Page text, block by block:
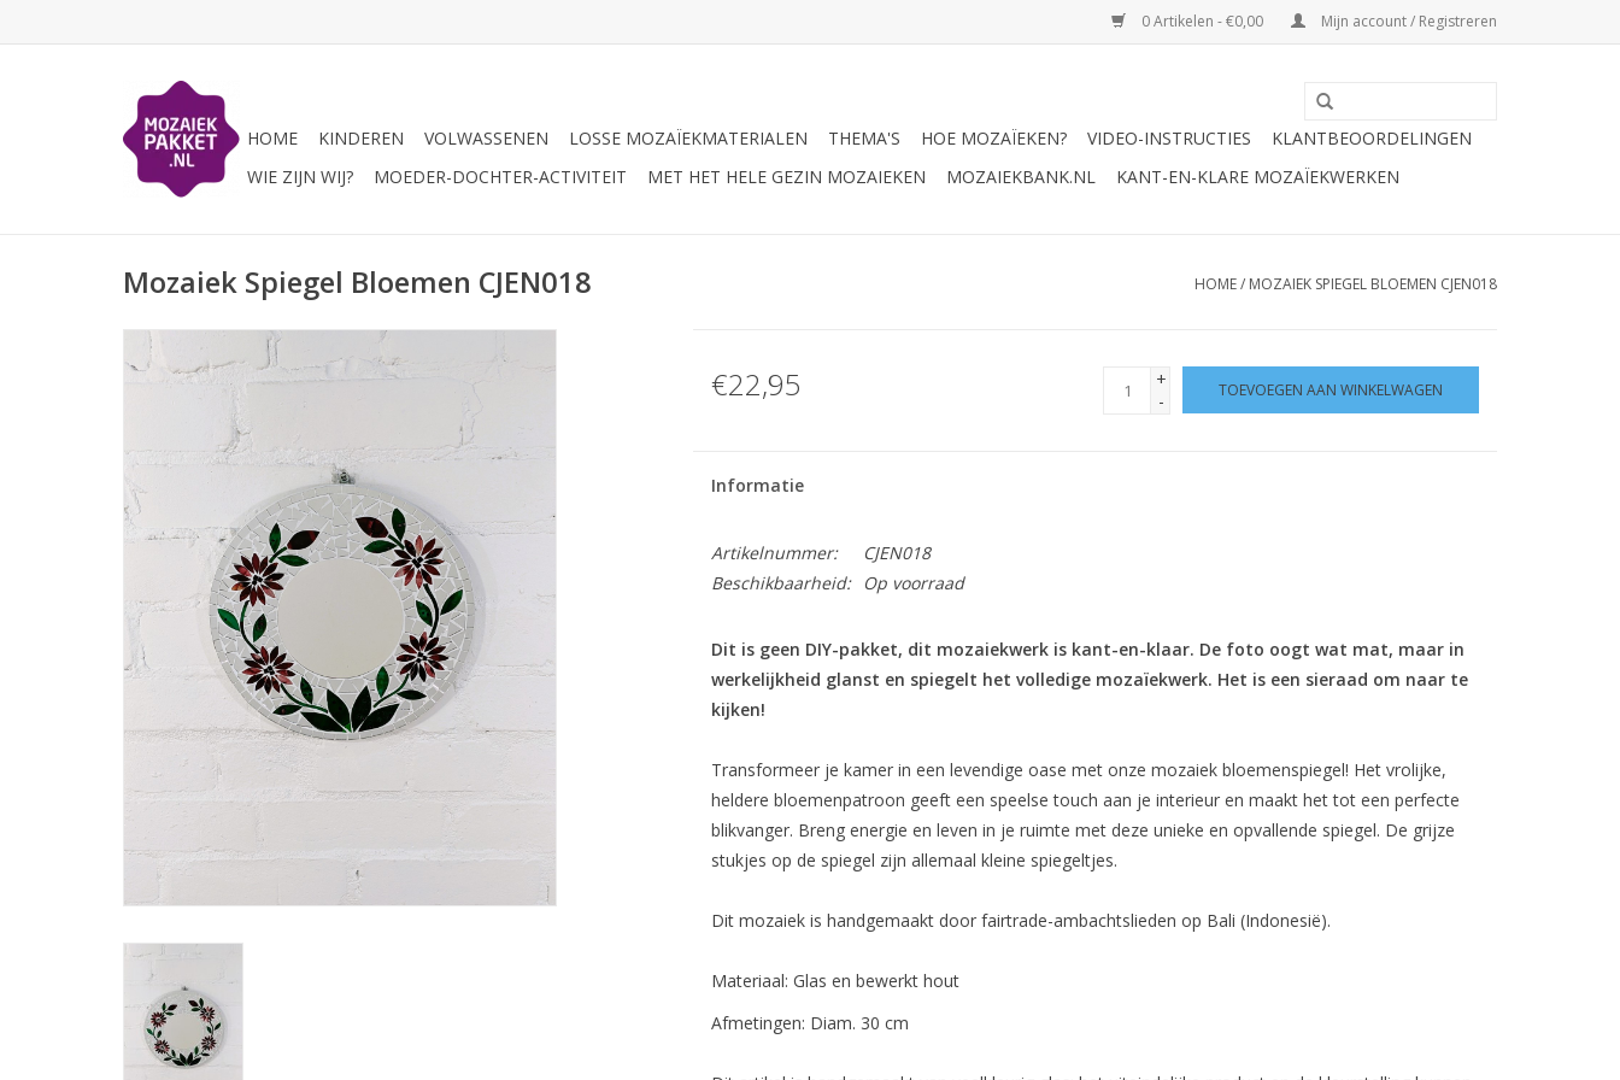
0 Artikelen - €0,00 Mijn account / Registreren
HOME KINDEREN VOLWASSENEN LOSSE MOZAÏEKMATERIALEN THEMA'S HOE MOZAÏEKEN? VIDEO-INSTRUCTIES
KLANTBEOORDELINGEN
WIE ZIJN WIJ?
MOEDER-DOCHTER-ACTIVITEIT MET HET HELE GEZIN MOZAIEKEN MOZAIEKBANK.NL KANT-EN-KLARE MOZAÏEKWERKEN
Mozaiek Spiegel Bloemen CJEN018 HOME/ MOZAIEK SPIEGEL BLOEMEN CJEN018
€22,95
+
-
TOEVOEGEN AAN WINKELWAGEN
Informatie
Artikelnummer:
CJEN018
Beschikbaarheid:
Op voorraad
Dit is geen DIY-pakket, dit mozaiekwerk is kant-en-klaar. De foto oogt wat mat, maar in
werkelijkheid glanst en spiegelt het volledige mozaïekwerk. Het is een sieraad om naar te
kijken!
Transformeer je kamer in een levendige oase met onze mozaiek bloemenspiegel! Het vrolijke,
heldere bloemenpatroon geeft een speelse touch aan je interieur en maakt het tot een perfecte
blikvanger. Breng energie en leven in je ruimte met deze unieke en opvallende spiegel. De grijze
stukjes op de spiegel zijn allemaal kleine spiegeltjes.
Dit mozaiek is handgemaakt door fairtrade-ambachtslieden op Bali (Indonesië).
Materiaal: Glas en bewerkt hout
Afmetingen: Diam. 30 cm